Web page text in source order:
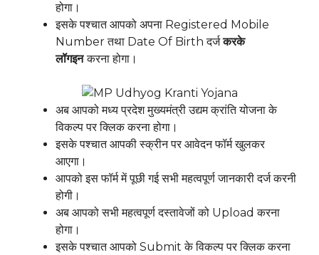
होगा।
इसके पश्चात आपको अपना Registered Mobile
Number तथा Date Of Birth दर्जकरके
लॉगइनकरना होगा।
अब आपको मध्य प्रदेश मुख्यमंत्री उद्यम क्रांति योजना के
विकल्प पर क्लिक करना होगा।
इसके पश्चात आपकी स्क्रीन पर आवेदन फॉर्म खुलकर
आएगा।
आपको इस फॉर्म में पूछी गई सभी महत्वपूर्ण जानकारी दर्ज करनी
होगी।
अब आपको सभी महत्वपूर्ण दस्तावेजों को Upload करना
होगा।
इसके पश्चात आपको Submit के विकल्प पर क्लिक करना